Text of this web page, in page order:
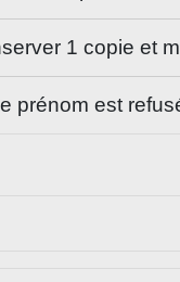
1 copie et
prénom est